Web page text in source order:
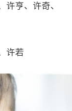
许亨、许奇、
许若